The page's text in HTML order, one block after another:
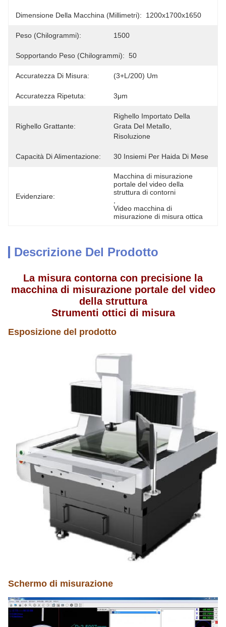
Dimensione Della Macchina (millimetri): 1200x1700x1650
Peso (chilogrammi): 1500
Sopportando Peso (chilogrammi): 50
Accuratezza Di Misura: (3+L/200) Um
Accuratezza Ripetuta: 3μm
Righello Grattante:
Righello Importato Della
Grata Del Metallo,
Risoluzione
Capacità Di Alimentazione: 30 Insiemi Per Haida Di Mese
Evidenziare:
Macchina di misurazione
portale del video della
struttura di contorni
Video macchina di
misurazione di misura ottica
Descrizione Del Prodotto
La misura contorna con precisione la
macchina di misurazioneportale del video
della struttura
Strumenti ottici di misura
Esposizione del prodotto
Schermo di misurazione